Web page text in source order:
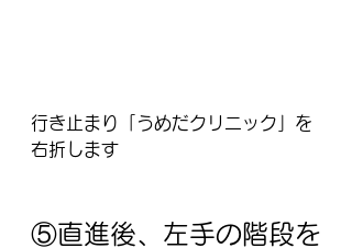
行き止まり「うめだクリニック」を
右折します
⑤直進後、左手の階段を